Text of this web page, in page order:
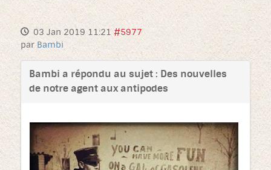
03 Jan 2019 11:21 #5977
parBambi
Bambi a répondu au sujet : Des nouvelles
de notre agent aux antipodes